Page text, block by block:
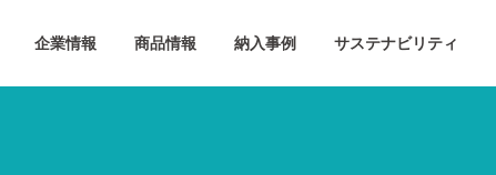
企業情報 商品情報 納入事例 サステナビリティ